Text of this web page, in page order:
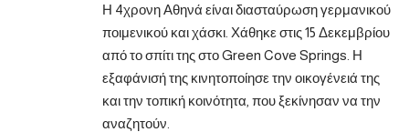
Η 4χρονη Αθηνά είναι διασταύρωση γερμανικού
ποιμενικού και χάσκι. Χάθηκε στις 15 Δεκεμβρίου
από το σπίτι της στο Green Cove Springs. Η
εξαφάνισή της κινητοποίησε την οικογένειά της
και την τοπική κοινότητα, που ξεκίνησαν να την
αναζητούν.